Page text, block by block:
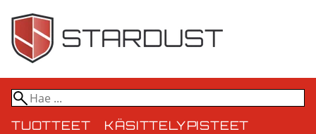
TUOTTEET
KÄSITTELYPISTEET